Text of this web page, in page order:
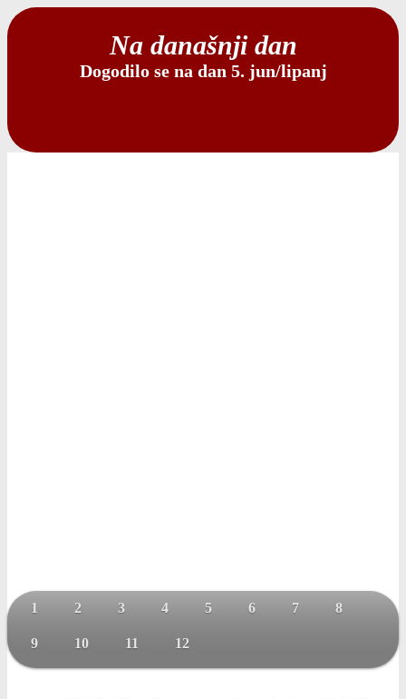
Na današnji dan
Dogodilo se na dan 5. jun/lipanj
1 2 3 4 5 6 7 8
9 10 11 12